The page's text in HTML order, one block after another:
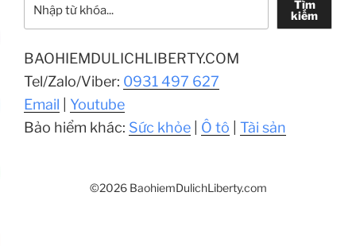
Tìm
kiếm
BAOHIEMDULICHLIBERTY.COM
Tel/Zalo/Viber: 0931 497 627
Email
Youtube
Bảo hiểm khác: Sức khỏe Ô tô Tài sản
©2026 BaohiemDulichLiberty.com